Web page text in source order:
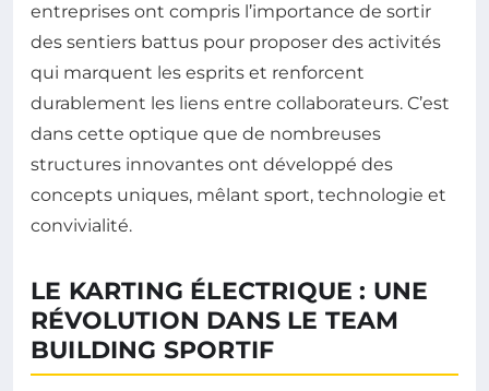
entreprises ont compris l’importance de sortir
des sentiers battus pour proposer des activités
qui marquent les esprits et renforcent
durablement les liens entre collaborateurs. C’est
dans cette optique que de nombreuses
structures innovantes ont développé des
concepts uniques, mêlant sport, technologie et
convivialité.
LE KARTING ÉLECTRIQUE : UNE
RÉVOLUTION DANS LE TEAM
BUILDING SPORTIF